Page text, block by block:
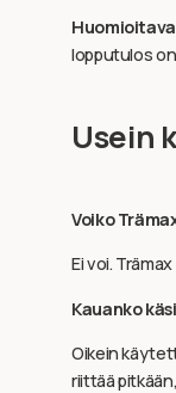
lopputulos
Usein
Voiko
Ei voi.
Kauanko
Oikein
riittää